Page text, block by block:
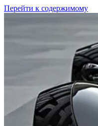
Перейти к содержимому